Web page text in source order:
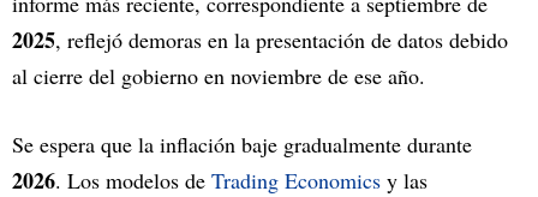
2025, reflejó demoras en la presentación de datos debido
al cierre del gobierno en noviembre de ese año.
Se espera que la inflación baje gradualmente durante
2026. Los modelos de Trading Economics y las